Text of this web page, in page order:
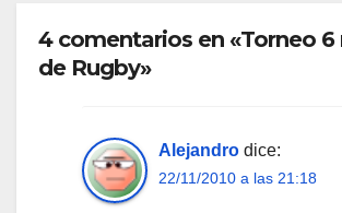
4 comentarios en «Torneo 6
de Rugby»
Alejandro dice:
22/11/2010 a las 21:18